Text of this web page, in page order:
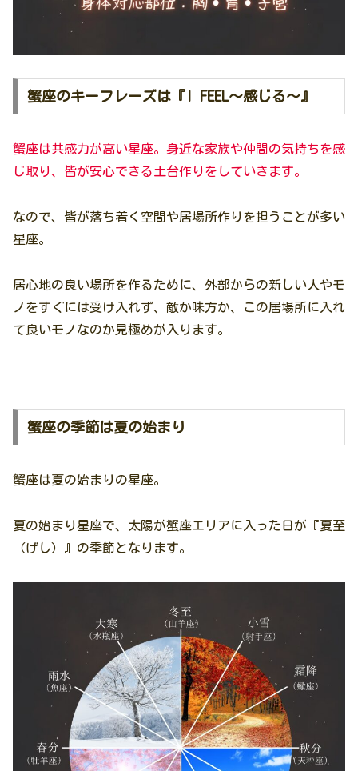
蟹座のキーフレーズは『I FEEL〜感じる〜』
蟹座は共感力が高い星座。身近な家族や仲間の気持ちを感
じ取り、皆が安心できる土台作りをしていきます。
なので、皆が落ち着く空間や居場所作りを担うことが多い
星座。
居心地の良い場所を作るために、外部からの新しい人やモ
ノをすぐには受け入れず、敵か味方か、この居場所に入れ
て良いモノなのか見極めが入ります。
蟹座の季節は夏の始まり
蟹座は夏の始まりの星座。
夏の始まり星座で、太陽が蟹座エリアに入った日が『夏至
（げし）』の季節となります。